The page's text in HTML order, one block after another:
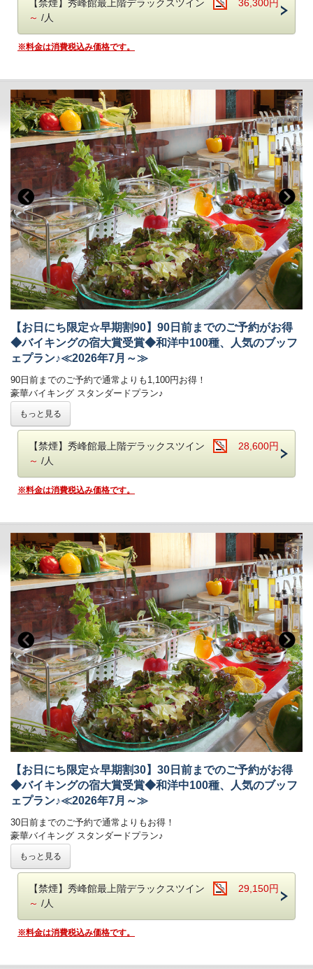
鬼怒川温泉で最も高い場所に位置する空中庭園露天風呂からは時刻にて
・大浴場は秀峰館 八番館それぞれにございます。
・振れば願いが叶う打ち出の小槌をテーマにした4種の貸切風呂がござ
■客室
詳しくはお部屋詳細をご確認ください。
鬼怒川温泉【あさや】
の自慢 旬の味をお気軽にお楽しみいただける
＊創作料理（藤-Fuji-コース）＊
レストランの営業時間は18：00～21:00（予定）です。
お食事時間は当日チェックインの際にご案内いたします。
ご夕食会場はレストランです。
気軽なイス・テーブル席の堅苦しくないリラックスした雰囲気の中、旬
の創作料理をお楽しみいただけます。
※Wisteriaでのお食事は1組につき4名様までとなります。
※仕入状況により、お料理の内容が変更になる場合がございます。
※画像はイメージです。お料理内容は季節ごとに異なります。
朝食ブッフェでは和洋60種！ごはん・パン、どちらもご用意しておりま
す。
お好みの具を選べるトッピングオムレツも人気☆
■温泉
自家源泉「子宝の湯」は、体の芯から温まる効能があり、
ご好評をいただいております。
鬼怒川温泉で最も高い場所に位置する13階空中庭園露天風呂｢昇龍の湯｣
からは時刻にて刻々と表情を変える景色をごゆっくりとお楽しみくださ
い！
・大浴場は秀峰館 八番館それぞれにございます。
・振れば願いが叶う打ち出の小槌をテーマにした4種の貸切風呂がござ
います。（有料）
■客室
詳しくはお部屋詳細をご確認ください。
【禁煙】秀峰館最上階デラックスツイン
36,300円
～ /人
※料金は消費税込み価格です。
【お日にち限定☆早期割90】90日前までのご予約がお得
◆バイキングの宿大賞受賞◆和洋中100種、人気のブッフ
ェプラン♪≪2026年7月～≫
90日前までのご予約で通常よりも1,100円お得！
豪華バイキング スタンダードプラン♪
和洋中のお料理を豊富にご用意！
揚げたての天ぷらや焼きたてのステーキが大好評♪
日光名産湯波料理、種類豊富なデザートもおすすめです◎
＊バイキング スタンダードプラン＊
◆和洋中100種のブッフェ紹介
夕食ブッフェでは和洋中100種のメニュー（100品）をご用意しており
ます。
オープンキッチンでは揚げたての天ぷらや焼きたてのステーキ、
オーダー式のパスタなどがご好評いただいております。
新鮮野菜が並ぶサラダコーナーやショーケースの中で輝く前菜、
目にも美しいデザートコーナーは女性のお客様に大好評です。
朝食ブッフェは和洋60種。ごはん・パンどちらもご用意しております。
焼き立てのフレンチトースト、お好みの具材を選べるトッピングオムレ
ツが人気。
オリジナルの「あさや特製和牛カレー」も。
ご夕食時間は、当日チェックイン時にご案内いたします。
早いお時間帯が満席となり次第、遅いお時間でのご案内となります。
※お食事時間は90分目安でお願いしております。
もっと見る
【禁煙】秀峰館最上階デラックスツイン
28,600円
～ /人
※料金は消費税込み価格です。
【お日にち限定☆早期割30】30日前までのご予約がお得
◆バイキングの宿大賞受賞◆和洋中100種、人気のブッフ
ェプラン♪≪2026年7月～≫
30日前までのご予約で通常よりもお得！
豪華バイキング スタンダードプラン♪
和洋中のお料理を豊富にご用意！
揚げたての天ぷらや焼きたてのステーキが大好評♪
日光名産湯波料理、種類豊富なデザートもおすすめです◎
鬼怒川温泉【あさや】
＊バイキング スタンダードプラン＊
もっと見る
【禁煙】秀峰館最上階デラックスツイン
29,150円
～ /人
※料金は消費税込み価格です。